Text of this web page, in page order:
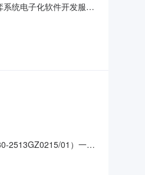
统电子化软件开发服务
2513GZ0215/01）一、